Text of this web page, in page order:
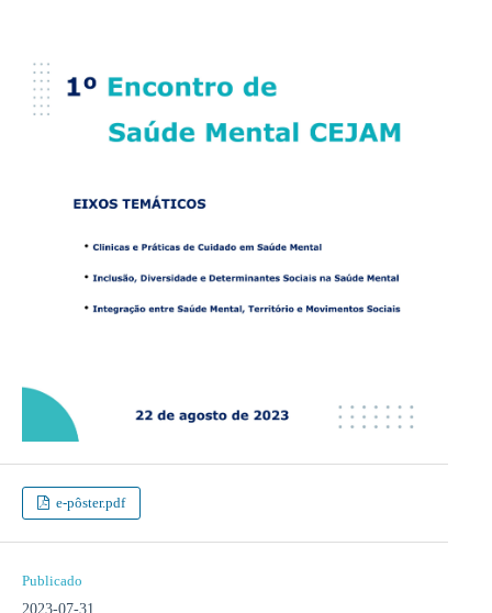
e-pôster.pdf
Publicado
2023-07-31